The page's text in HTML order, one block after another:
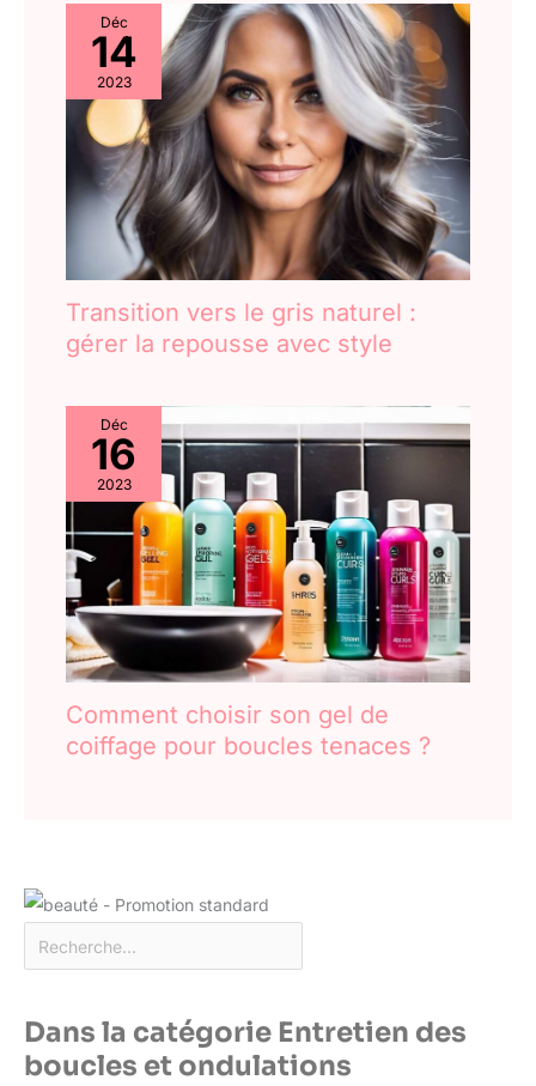
Déc
14
2023
Transition vers le gris naturel :
gérer la repousse avec style
Déc
16
2023
Comment choisir son gel de
coiffage pour boucles tenaces ?
Dans la catégorie Entretien des
boucles et ondulations